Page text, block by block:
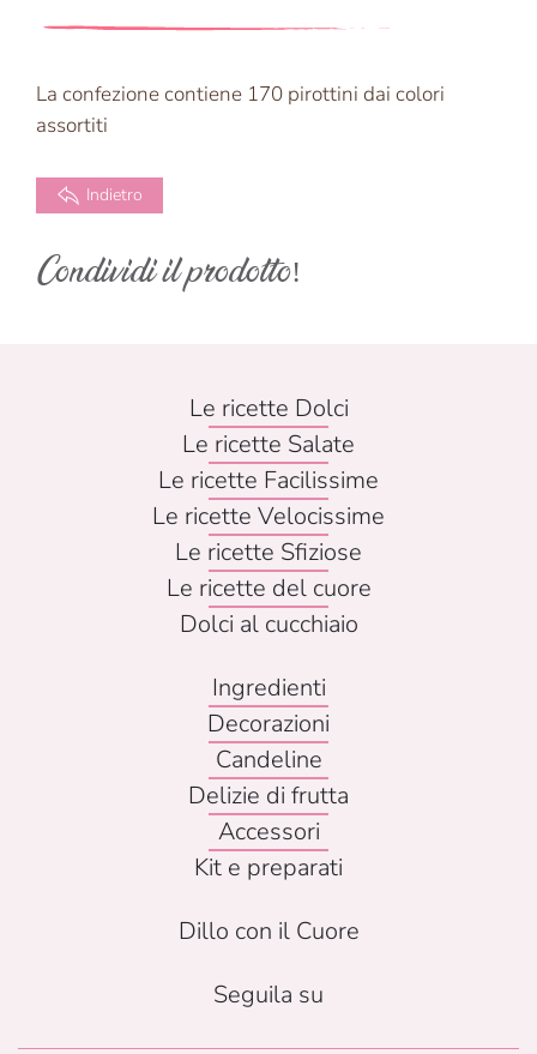
La confezione contiene 170 pirottini dai colori
assortiti
Indietro
Condividi il prodotto!
Le ricette Dolci
Le ricette Salate
Le ricette Facilissime
Le ricette Velocissime
Le ricette Sfiziose
Le ricette del cuore
Dolci al cucchiaio
Ingredienti
Decorazioni
Candeline
Delizie di frutta
Accessori
Kit e preparati
Dillo con il Cuore
Seguila su